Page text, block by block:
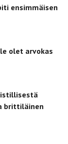
ensimmäisen
olet arvokas
brittiläinen